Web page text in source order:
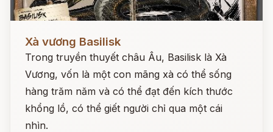
Xà vương Basilisk
Trong truyền thuyết châu Âu, Basilisk là Xà
Vương, vốn là một con mãng xà có thể sống
hàng trăm năm và có thể đạt đến kích thước
khổng lồ, có thể giết người chỉ qua một cái
nhìn.